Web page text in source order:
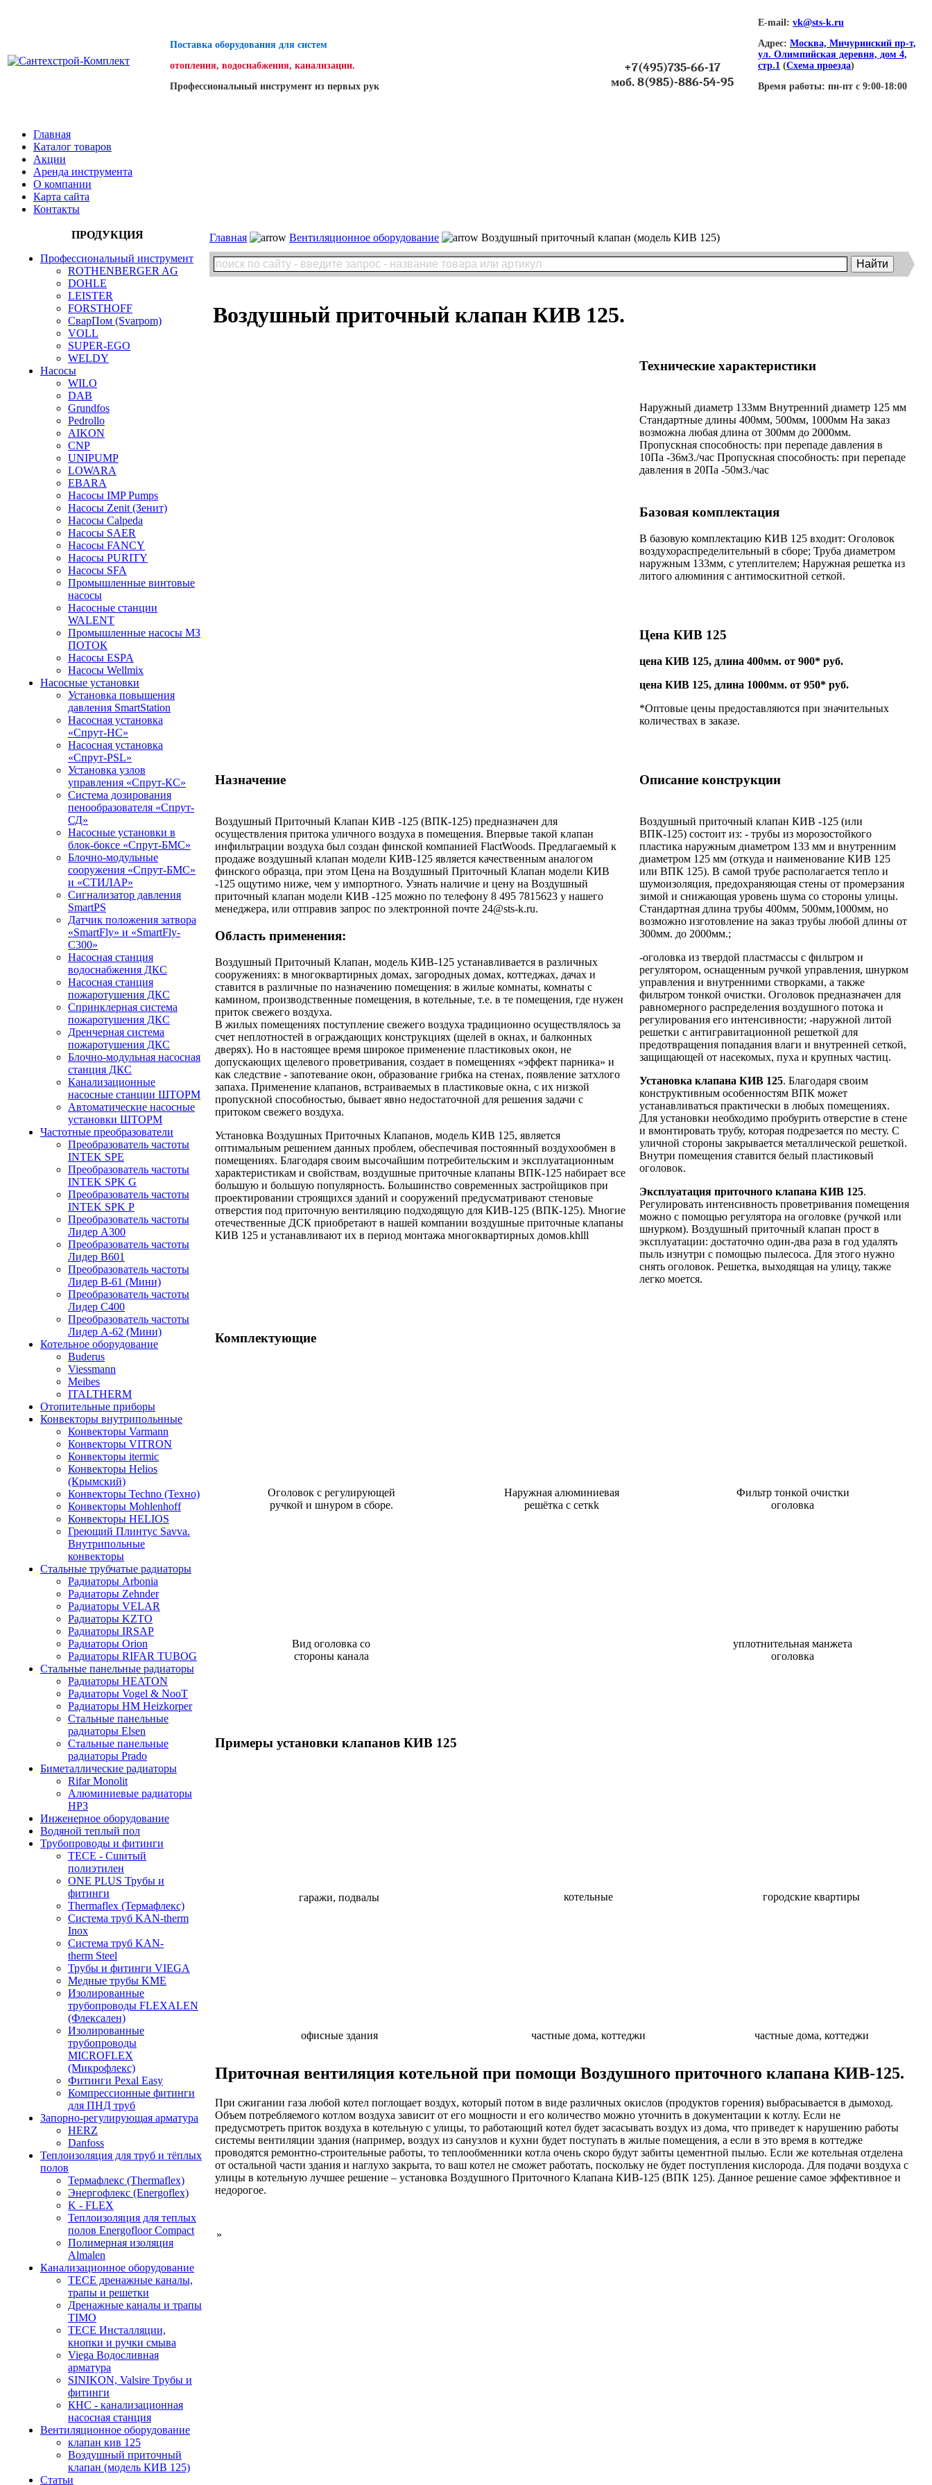
Поставка оборудования для систем
отопления, водоснабжения, канализации.
Профессиональный инструмент из первых рук
+7(495)735-66-17
моб. 8(985)-886-54-95
E-mail: vk@sts-k.ru
Адрес: Москва, Мичуринский пр-т,
ул. Олимпийская деревня, дом 4,
стр.1 (Схема проезда)
Время работы: пн-пт с 9:00-18:00
Главная
Каталог товаров
Акции
Аренда инструмента
О компании
Карта сайта
Контакты
ПРОДУКЦИЯ
Профессиональный инструмент
ROTHENBERGER AG
DOHLE
LEISTER
FORSTHOFF
СварПом (Svarpom)
VOLL
SUPER-EGO
WELDY
Насосы
WILO
DAB
Grundfos
Pedrollo
AIKON
CNP
UNIPUMP
LOWARA
EBARA
Насосы IMP Pumps
Насосы Zenit (Зенит)
Насосы Calpeda
Насосы SAER
Насосы FANCY
Насосы PURITY
Насосы SFA
Промышленные винтовые
насосы
Насосные станции
WALENT
Промышленные насосы МЗ
ПОТОК
Насосы ESPA
Насосы Wellmix
Насосные установки
Установка повышения
давления SmartStation
Насосная установка
«Спрут-НС»
Насосная установка
«Спрут-PSL»
Установка узлов
управления «Спрут-КС»
Система дозирования
пенообразователя «Спрут-
СД»
Насосные установки в
блок-боксе «Спрут-БМС»
Блочно-модульные
сооружения «Спрут-БМС»
и «СТИЛАР»
Сигнализатор давления
SmartPS
Датчик положения затвора
«SmartFly» и «SmartFly-
С300»
Насосная станция
водоснабжения ДКС
Насосная станция
пожаротушения ДКС
Спринклерная система
пожаротушения ДКС
Дренчерная система
пожаротушения ДКС
Блочно-модульная насосная
станция ДКС
Канализационные
насосные станции ШТОРМ
Автоматические насосные
установки ШТОРМ
Частотные преобразователи
Преобразователь частоты
INTEK SPE
Преобразователь частоты
INTEK SPK G
Преобразователь частоты
INTEK SPK P
Преобразователь частоты
Лидер А300
Преобразователь частоты
Лидер B601
Преобразователь частоты
Лидер В-61 (Мини)
Преобразователь частоты
Лидер С400
Преобразователь частоты
Лидер А-62 (Мини)
Котельное оборудование
Buderus
Viessmann
Meibes
ITALTHERM
Отопительные приборы
Конвекторы внутрипольнные
Конвекторы Varmann
Конвекторы VITRON
Конвекторы itermic
Конвекторы Helios
(Крымский)
Конвекторы Techno (Техно)
Конвекторы Mohlenhoff
Конвекторы HELIOS
Греющий Плинтус Savva.
Внутрипольные
конвекторы
Стальные трубчатые радиаторы
Радиаторы Arbonia
Радиаторы Zehnder
Радиаторы VELAR
Радиаторы KZTO
Радиаторы IRSAP
Радиаторы Orion
Радиаторы RIFAR TUBOG
Стальные панельные радиаторы
Радиаторы HEATON
Радиаторы Vogel & NooT
Радиаторы HM Heizkorper
Стальные панельные
радиаторы Elsen
Стальные панельные
радиаторы Prado
Биметаллические радиаторы
Rifar Monolit
Алюминиевые радиаторы
НРЗ
Инженерное оборудование
Водяной теплый пол
Трубопроводы и фитинги
ТЕСЕ - Сшитый
полиэтилен
ONE PLUS Трубы и
фитинги
Thermaflex (Термафлекс)
Система труб KAN-therm
Inox
Система труб KAN-
therm Steel
Трубы и фитинги VIEGA
Медные трубы KME
Изолированные
трубопроводы FLEXALEN
(Флексален)
Изолированные
трубопроводы
MICROFLEX
(Микрофлекс)
Фитинги Pexal Easy
Компрессионные фитинги
для ПНД труб
Запорно-регулирующая арматура
HERZ
Danfoss
Теплоизоляция для труб и тёплых
полов
Термафлекс (Thermaflex)
Энергофлекс (Energoflex)
K - FLEX
Теплоизоляция для теплых
полов Energofloor Compact
Полимерная изоляция
Almalen
Канализационное оборудование
TECE дренажные каналы,
трапы и решетки
Дренажные каналы и трапы
TIMO
TECE Инсталляции,
кнопки и ручки смыва
Viega Водосливная
арматура
SINIKON, Valsire Трубы и
фитинги
КНС - канализационная
насосная станция
Вентиляционное оборудование
клапан кив 125
Воздушный приточный
клапан (модель КИВ 125)
Статьи
Главная Вентиляционное оборудование Воздушный приточный клапан (модель КИВ 125)
Воздушный приточный клапан КИВ 125.
Технические характеристики
Наружный диаметр 133мм Внутренний диаметр 125 мм
Стандартные длины 400мм, 500мм, 1000мм На заказ
возможна любая длина от 300мм до 2000мм.
Пропускная способность: при перепаде давления в
10Па -36м3./час Пропускная способность: при перепаде
давления в 20Па -50м3./час
Базовая комплектация
В базовую комплектацию КИВ 125 входит: Оголовок
воздухораспределительный в сборе; Труба диаметром
наружным 133мм, с утеплителем; Наружная решетка из
литого алюминия с антимоскитной сеткой.
Цена КИВ 125
цена КИВ 125, длина 400мм. от 900* руб.
цена КИВ 125, длина 1000мм. от 950* руб.
*Оптовые цены предоставляются при значительных
количествах в заказе.
Назначение Описание конструкции
Воздушный Приточный Клапан КИВ -125 (ВПК-125) предназначен для
осуществления притока уличного воздуха в помещения. Впервые такой клапан
инфильтрации воздуха был создан финской компанией FlactWoods. Предлагаемый к
продаже воздушный клапан модели КИВ-125 является качественным аналогом
финского образца, при этом Цена на Воздушный Приточный Клапан модели КИВ
-125 ощутимо ниже, чем у импортного. Узнать наличие и цену на Воздушный
приточный клапан модели КИВ -125 можно по телефону 8 495 7815623 у нашего
менеджера, или отправив запрос по электронной почте 24@sts-k.ru.
Область применения:
Воздушный Приточный Клапан, модель КИВ-125 устанавливается в различных
сооружениях: в многоквартирных домах, загородных домах, коттеджах, дачах и
ставится в различные по назначению помещения: в жилые комнаты, комнаты с
камином, производственные помещения, в котельные, т.е. в те помещения, где нужен
приток свежего воздуха.
В жилых помещениях поступление свежего воздуха традиционно осуществлялось за
счет неплотностей в ограждающих конструкциях (щелей в окнах, и балконных
дверях). Но в настоящее время широкое применение пластиковых окон, не
допускающих щелевого проветривания, создает в помещениях «эффект парника» и
как следствие - запотевание окон, образование грибка на стенах, появление затхлого
запаха. Применение клапанов, встраиваемых в пластиковые окна, с их низкой
пропускной способностью, бывает явно недостаточной для решения задачи с
притоком свежего воздуха.
Установка Воздушных Приточных Клапанов, модель КИВ 125, является
оптимальным решением данных проблем, обеспечивая постоянный воздухообмен в
помещениях. Благодаря своим высочайшим потребительским и эксплуатационным
характеристикам и свойствам, воздушные приточные клапаны ВПК-125 набирает все
большую и большую популярность. Большинство современных застройщиков при
проектировании строящихся зданий и сооружений предусматривают стеновые
отверстия под приточную вентиляцию подходящую для КИВ-125 (ВПК-125). Многие
отечественные ДСК приобретают в нашей компании воздушные приточные клапаны
КИВ 125 и устанавливают их в период монтажа многоквартирных домов.khlll
Воздушный приточный клапан КИВ -125 (или
ВПК-125) состоит из: - трубы из морозостойкого
пластика наружным диаметром 133 мм и внутренним
диаметром 125 мм (откуда и наименование КИВ 125
или ВПК 125). В самой трубе располагается тепло и
шумоизоляция, предохраняющая стены от промерзания
зимой и снижающая уровень шума со стороны улицы.
Стандартная длина трубы 400мм, 500мм,1000мм, но
возможно изготовление на заказ трубы любой длины от
300мм. до 2000мм.;
-оголовка из твердой пластмассы с фильтром и
регулятором, оснащенным ручкой управления, шнурком
управления и внутренними створками, а также
фильтром тонкой очистки. Оголовок предназначен для
равномерного распределения воздушного потока и
регулирования его интенсивности; -наружной литой
решетки с антигравитационной решеткой для
предотвращения попадания влаги и внутренней сеткой,
защищающей от насекомых, пуха и крупных частиц.
Установка клапана КИВ 125. Благодаря своим
конструктивным особенностям ВПК может
устанавливаться практически в любых помещениях.
Для установки необходимо пробурить отверстие в стене
и вмонтировать трубу, которая подрезается по месту. С
уличной стороны закрывается металлической решеткой.
Внутри помещения ставится белый пластиковый
оголовок.
Эксплуатация приточного клапана КИВ 125.
Регулировать интенсивность проветривания помещения
можно с помощью регулятора на оголовке (ручкой или
шнурком). Воздушный приточный клапан прост в
эксплуатации: достаточно один-два раза в год удалять
пыль изнутри с помощью пылесоса. Для этого нужно
снять оголовок. Решетка, выходящая на улицу, также
легко моется.
Комплектующие
Оголовок с регулирующей
ручкой и шнуром в сборе.
Наружная алюминиевая
решётка с сеткk
Фильтр тонкой очистки
оголовка
Вид оголовка со
стороны канала
уплотнительная манжета
оголовка
Примеры установки клапанов КИВ 125
гаражи, подвалы котельные городские квартиры
офисные здания частные дома, коттеджи частные дома, коттеджи
Приточная вентиляция котельной при помощи Воздушного приточного клапана КИВ-125.
При сжигании газа любой котел поглощает воздух, который потом в виде различных окислов (продуктов горения) выбрасывается в дымоход.
Объем потребляемого котлом воздуха зависит от его мощности и его количество можно уточнить в документации к котлу. Если не
предусмотреть приток воздуха в котельную с улицы, то работающий котел будет засасывать воздух из дома, что приведет к нарушению работы
системы вентиляции здания (например, воздух из санузлов и кухни будет поступать в жилые помещения, а если в это время в коттедже
проводятся ремонтно-строительные работы, то теплообменники котла очень скоро будут забиты цементной пылью. Если же котельная отделена
от остальной части здания и наглухо закрыта, то ваш котел не сможет работать, поскольку не будет поступления кислорода. Для подачи воздуха с
улицы в котельную лучшее решение – установка Воздушного Приточного Клапана КИВ-125 (ВПК 125). Данное решение самое эффективное и
недорогое.
»